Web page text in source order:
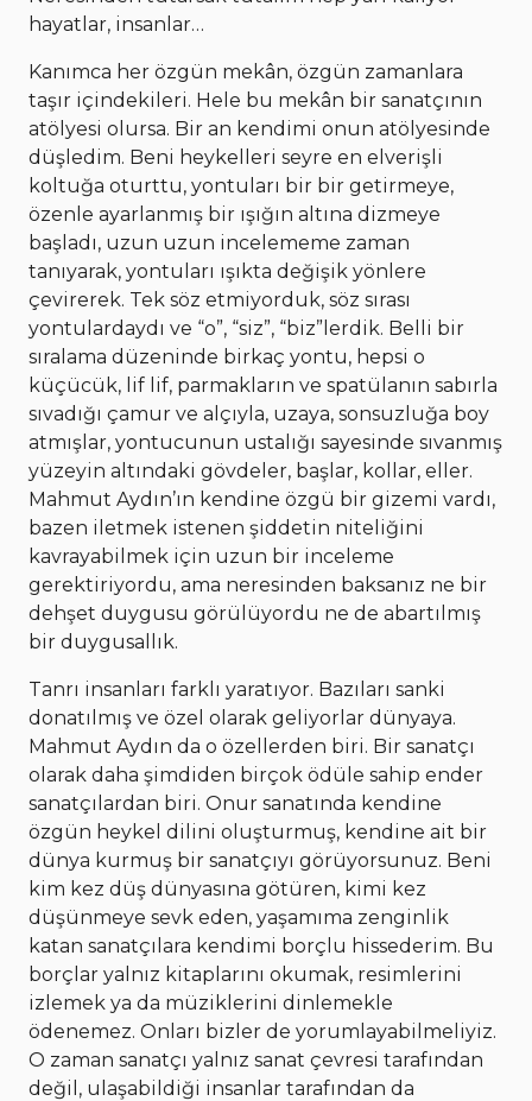
hayatlar, insanlar…
Kanımca her özgün mekân, özgün zamanlara
taşır içindekileri. Hele bu mekân bir sanatçının
atölyesi olursa. Bir an kendimi onun atölyesinde
düşledim. Beni heykelleri seyre en elverişli
koltuğa oturttu, yontuları bir bir getirmeye,
özenle ayarlanmış bir ışığın altına dizmeye
başladı, uzun uzun incelememe zaman
tanıyarak, yontuları ışıkta değişik yönlere
çevirerek. Tek söz etmiyorduk, söz sırası
yontulardaydı ve “o”, “siz”, “biz”lerdik. Belli bir
sıralama düzeninde birkaç yontu, hepsi o
küçücük, lif lif, parmakların ve spatülanın sabırla
sıvadığı çamur ve alçıyla, uzaya, sonsuzluğa boy
atmışlar, yontucunun ustalığı sayesinde sıvanmış
yüzeyin altındaki gövdeler, başlar, kollar, eller.
Mahmut Aydın’ın kendine özgü bir gizemi vardı,
bazen iletmek istenen şiddetin niteliğini
kavrayabilmek için uzun bir inceleme
gerektiriyordu, ama neresinden baksanız ne bir
dehşet duygusu görülüyordu ne de abartılmış
bir duygusallık.
Tanrı insanları farklı yaratıyor. Bazıları sanki
donatılmış ve özel olarak geliyorlar dünyaya.
Mahmut Aydın da o özellerden biri. Bir sanatçı
olarak daha şimdiden birçok ödüle sahip ender
sanatçılardan biri. Onur sanatında kendine
özgün heykel dilini oluşturmuş, kendine ait bir
dünya kurmuş bir sanatçıyı görüyorsunuz. Beni
kim kez düş dünyasına götüren, kimi kez
düşünmeye sevk eden, yaşamıma zenginlik
katan sanatçılara kendimi borçlu hissederim. Bu
borçlar yalnız kitaplarını okumak, resimlerini
izlemek ya da müziklerini dinlemekle
ödenemez. Onları bizler de yorumlayabilmeliyiz.
O zaman sanatçı yalnız sanat çevresi tarafından
değil, ulaşabildiği insanlar tarafından da